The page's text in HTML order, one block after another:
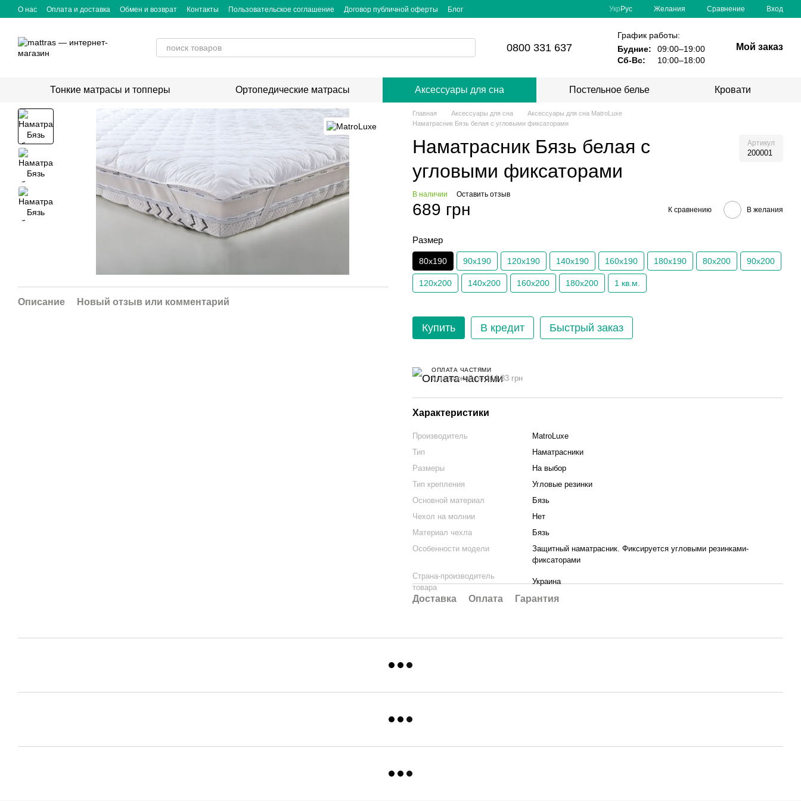
Перейти к основному контенту
О нас Оплата и доставка Обмен и возврат Контакты Пользовательское соглашение Договор публичной оферты Блог Укр Рус Желания Сравнение Вход
0800 331 637
График работы:
Будние:
09:00–19:00
Сб-Вс:
10:00–18:00
Мой заказ
Тонкие матрасы и топперы Ортопедические матрасы Аксессуары для сна Постельное белье Кровати
Описание Новый отзыв или комментарий
Главная Аксессуары для сна
Аксессуары для сна MatroLuxe
Наматрасник Бязь белая с угловыми фиксаторами
Наматрасник Бязь белая с
угловыми фиксаторами
Артикул
200001
В наличии Оставить отзыв
689 грн К сравнению В желания
Размер
80х190 90х190 120х190 140х190 160х190 180х190 80х200 90х200
120х200 140х200 160х200 180х200 1 кв.м.
Купить В кредит Быстрый заказ
ОПЛАТА ЧАСТЯМИ
6 платежей по 114.83 грн
Характеристики
Производитель
MatroLuxe
Тип
Наматрасники
Размеры
На выбор
Тип крепления
Угловые резинки
Основной материал
Бязь
Чехол на молнии
Нет
Материал чехла
Бязь
Особенности модели
Защитный наматрасник. Фиксируется угловыми резинками-
фиксаторами
Страна-производитель
товара
Украина
Доставка Оплата Гарантия